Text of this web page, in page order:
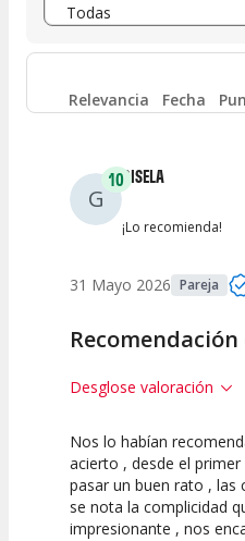
Entre 6 y 8 (90)
Entre 4 y 6 52
Entre 0 y 2
Relevancia Fecha
G
10GISELA
¡Lo recomienda!
31 Mayo 2026 Pareja
Recomendación
Desglose valoración
10
Calidad del
Espectáculo
10
Puesta en
Escena
Nos lo habían
acierto , desde el
pasar un buen rato , las
se nota la complicidad
impresionante , nos